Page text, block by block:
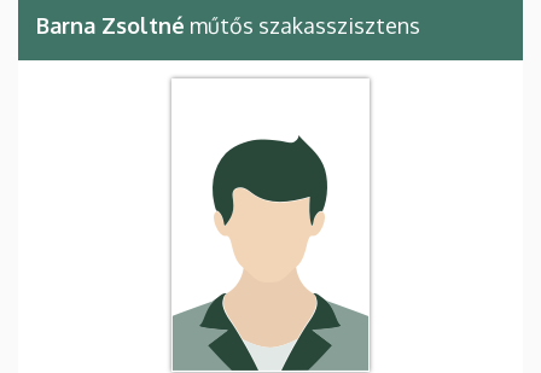
Barna Zsoltné műtős szakasszisztens